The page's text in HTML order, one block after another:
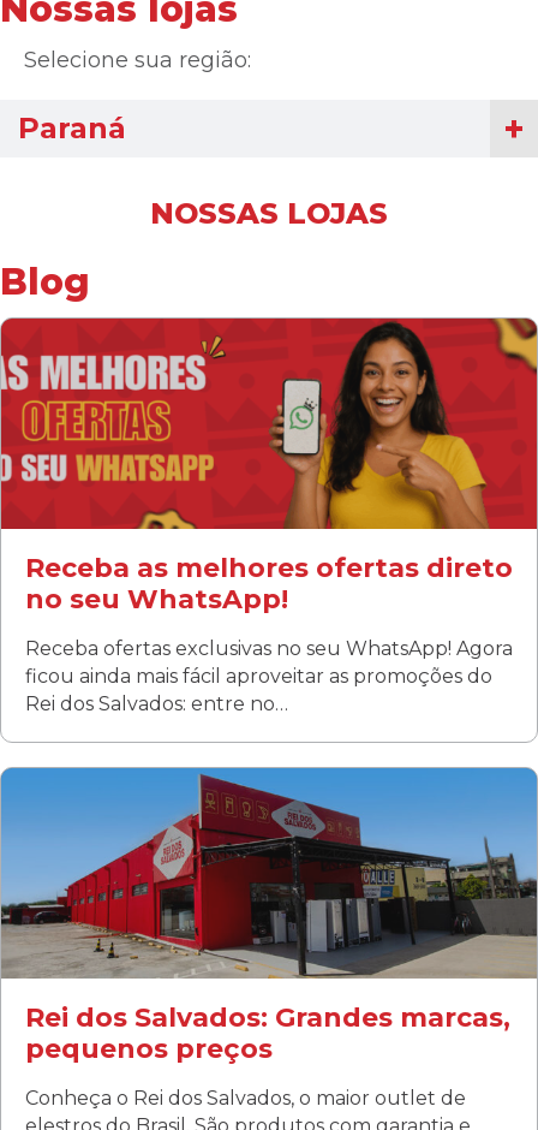
Nossas lojas
Selecione sua região:
Paraná
Fanny
Rua Albino Beatriz, 100 - Fanny, Curitiba –PR
Segunda a sábado: 09h00 às 19h00
Domingo: FECHADA
ÚLTIMOS DIAS DE LIQUIDAÇÃO!
(41) 3411-1754
(41) 99249-4620
NOSSAS LOJAS
Blog
Receba as melhores ofertas direto
no seu WhatsApp!
Receba ofertas exclusivas no seu WhatsApp! Agora
ficou ainda mais fácil aproveitar as promoções do
Rei dos Salvados: entre no…
Rei dos Salvados: Grandes marcas,
pequenos preços
Conheça o Rei dos Salvados, o maior outlet de